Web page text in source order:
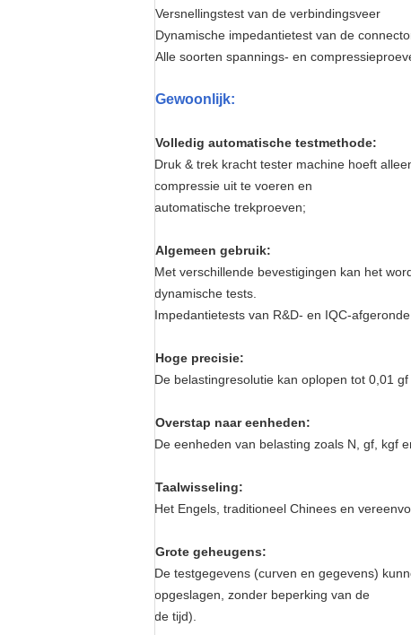
Versnellingstest van de verbindingsveer
Dynamische impedantietest van de
Alle soorten spannings- en
Gewoonlijk:
Volledig automatische testmethode:
Druk & trek kracht tester machine hoeft
compressie uit te voeren en
automatische trekproeven;
Algemeen gebruik:
Met verschillende bevestigingen kan het
dynamische tests.
Impedantietests van R&D- en IQC-
Hoge precisie:
De belastingresolutie kan oplopen tot 0,01
Overstap naar eenheden:
De eenheden van belasting zoals N, gf, kgf
Taalwisseling:
Het Engels, traditioneel Chinees en
Grote geheugens:
De testgegevens (curven en gegevens)
opgeslagen, zonder beperking van de
de tijd).